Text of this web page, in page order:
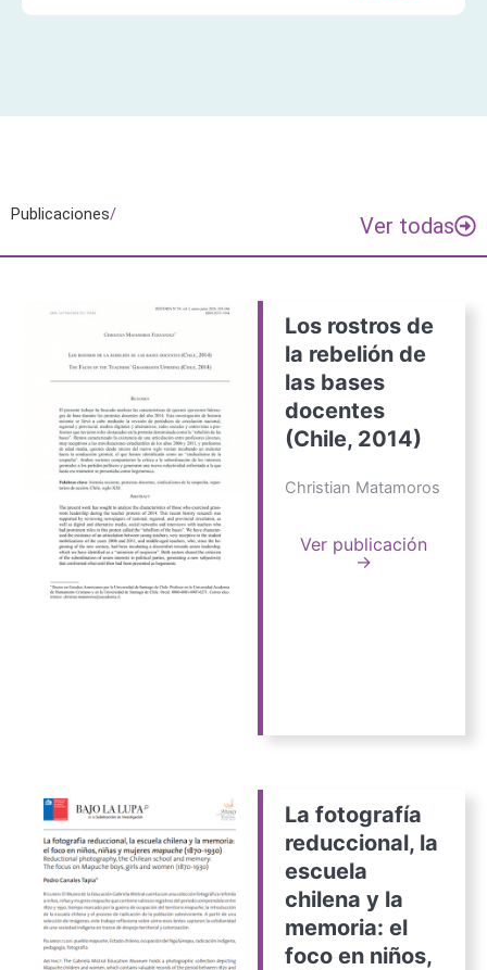
Publicaciones/ Ver todas
Los rostros de
la rebelión de
las bases
docentes
(Chile, 2014)
Christian Matamoros
Ver publicación
→
La fotografía
reduccional, la
escuela
chilena y la
memoria: el
foco en niños,